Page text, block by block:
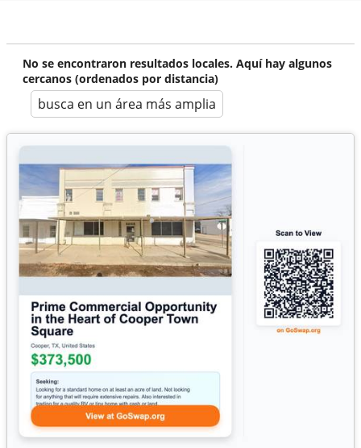
No se encontraron resultados locales. Aquí hay algunos
cercanos (ordenados por distancia)
busca en un área más amplia